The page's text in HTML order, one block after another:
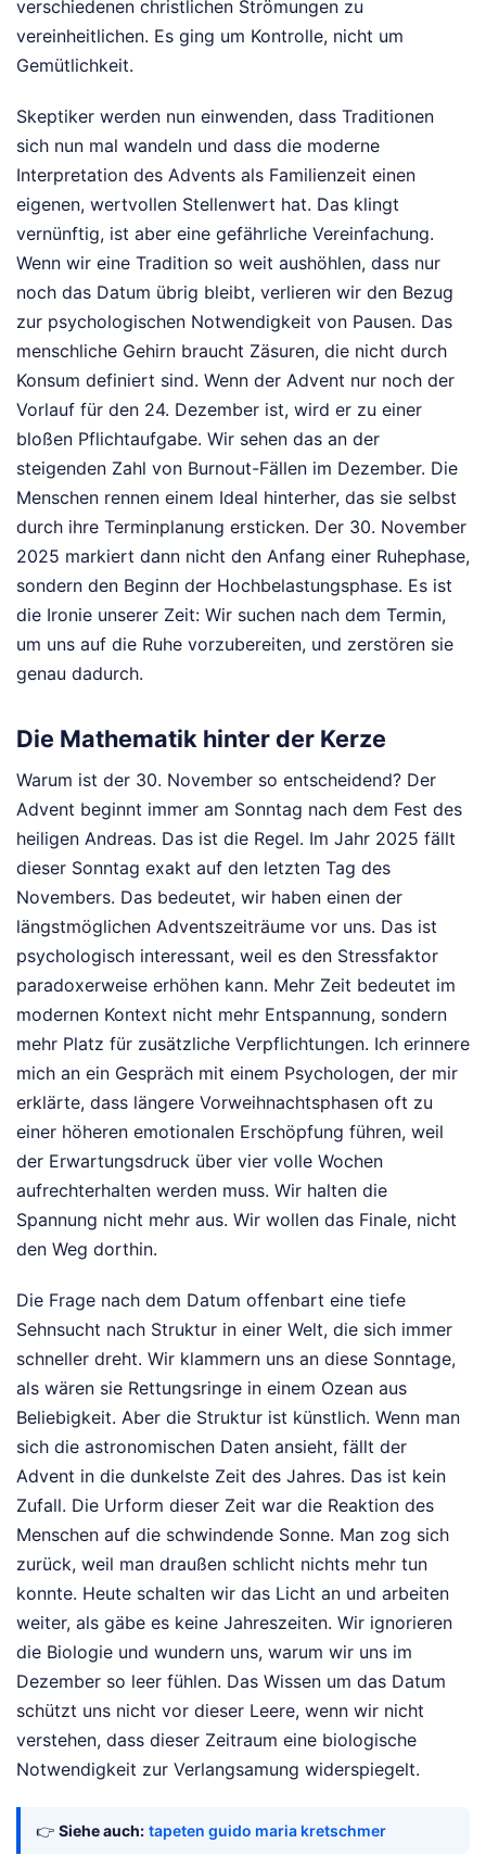
verschiedenen christlichen Strömungen zu
vereinheitlichen. Es ging um Kontrolle, nicht um
Gemütlichkeit.
Skeptiker werden nun einwenden, dass Traditionen
sich nun mal wandeln und dass die moderne
Interpretation des Advents als Familienzeit einen
eigenen, wertvollen Stellenwert hat. Das klingt
vernünftig, ist aber eine gefährliche Vereinfachung.
Wenn wir eine Tradition so weit aushöhlen, dass nur
noch das Datum übrig bleibt, verlieren wir den Bezug
zur psychologischen Notwendigkeit von Pausen. Das
menschliche Gehirn braucht Zäsuren, die nicht durch
Konsum definiert sind. Wenn der Advent nur noch der
Vorlauf für den 24. Dezember ist, wird er zu einer
bloßen Pflichtaufgabe. Wir sehen das an der
steigenden Zahl von Burnout-Fällen im Dezember. Die
Menschen rennen einem Ideal hinterher, das sie selbst
durch ihre Terminplanung ersticken. Der 30. November
2025 markiert dann nicht den Anfang einer Ruhephase,
sondern den Beginn der Hochbelastungsphase. Es ist
die Ironie unserer Zeit: Wir suchen nach dem Termin,
um uns auf die Ruhe vorzubereiten, und zerstören sie
genau dadurch.
Die Mathematik hinter der Kerze
Warum ist der 30. November so entscheidend? Der
Advent beginnt immer am Sonntag nach dem Fest des
heiligen Andreas. Das ist die Regel. Im Jahr 2025 fällt
dieser Sonntag exakt auf den letzten Tag des
Novembers. Das bedeutet, wir haben einen der
längstmöglichen Adventszeiträume vor uns. Das ist
psychologisch interessant, weil es den Stressfaktor
paradoxerweise erhöhen kann. Mehr Zeit bedeutet im
modernen Kontext nicht mehr Entspannung, sondern
mehr Platz für zusätzliche Verpflichtungen. Ich erinnere
mich an ein Gespräch mit einem Psychologen, der mir
erklärte, dass längere Vorweihnachtsphasen oft zu
einer höheren emotionalen Erschöpfung führen, weil
der Erwartungsdruck über vier volle Wochen
aufrechterhalten werden muss. Wir halten die
Spannung nicht mehr aus. Wir wollen das Finale, nicht
den Weg dorthin.
Die Frage nach dem Datum offenbart eine tiefe
Sehnsucht nach Struktur in einer Welt, die sich immer
schneller dreht. Wir klammern uns an diese Sonntage,
als wären sie Rettungsringe in einem Ozean aus
Beliebigkeit. Aber die Struktur ist künstlich. Wenn man
sich die astronomischen Daten ansieht, fällt der
Advent in die dunkelste Zeit des Jahres. Das ist kein
Zufall. Die Urform dieser Zeit war die Reaktion des
Menschen auf die schwindende Sonne. Man zog sich
zurück, weil man draußen schlicht nichts mehr tun
konnte. Heute schalten wir das Licht an und arbeiten
weiter, als gäbe es keine Jahreszeiten. Wir ignorieren
die Biologie und wundern uns, warum wir uns im
Dezember so leer fühlen. Das Wissen um das Datum
schützt uns nicht vor dieser Leere, wenn wir nicht
verstehen, dass dieser Zeitraum eine biologische
Notwendigkeit zur Verlangsamung widerspiegelt.
👉 Siehe auch: tapeten guido maria kretschmer